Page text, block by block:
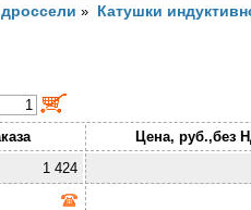
Цена, руб.,без
1 424
» Катушки